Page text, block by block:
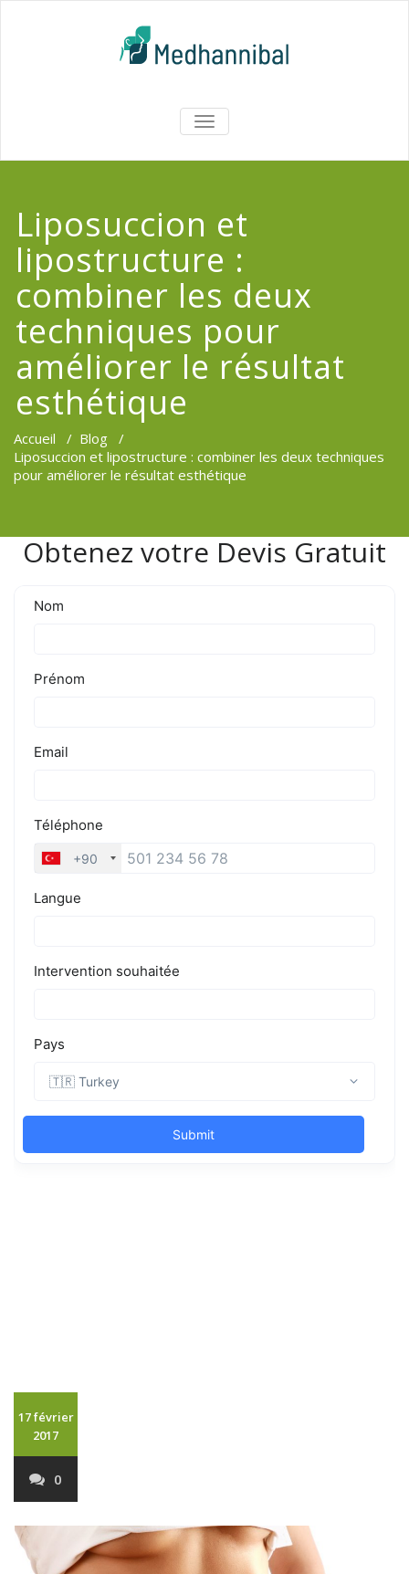
AFFICHER/MASQUER
LA
Liposuccion et
lipostructure :
combiner les deux
techniques pour
améliorer le résultat
esthétique
Accueil / Blog /
Liposuccion et lipostructure : combiner les deux techniques
pour améliorer le résultat esthétique
Obtenez votre Devis Gratuit
17 février
2017
0